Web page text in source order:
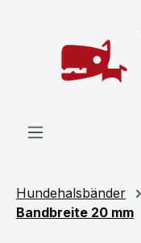
Hundehalsbänder
Bandbreite 20 mm